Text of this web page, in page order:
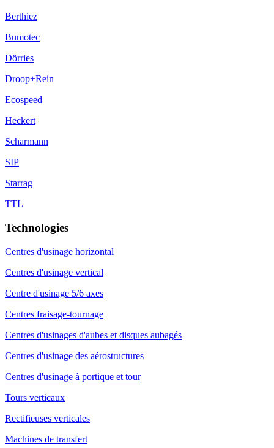
Berthiez
Bumotec
Dörries
Droop+Rein
Ecospeed
Heckert
Scharmann
SIP
Starrag
TTL
Technologies
Centres d'usinage horizontal
Centres d'usinage vertical
Centre d'usinage 5/6 axes
Centres fraisage-tournage
Centres d'usinages d'aubes et disques aubagés
Centres d'usinage des aérostructures
Centres d'usinage à portique et tour
Tours verticaux
Rectifieuses verticales
Machines de transfert